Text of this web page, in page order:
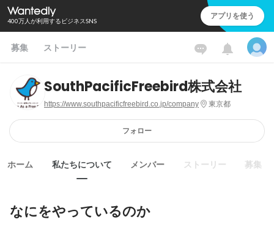
400万人が利用するビジネスSNS アプリを使う
募集 ストーリー
SouthPacificFreebird株式会社
https://www.southpacificfreebird.co.jp/company 東京都
フォロー
ホーム 私たちについて メンバー ストーリー 募集
なにをやっているのか